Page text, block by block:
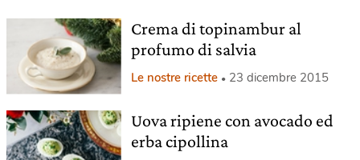
Crema di topinambur al
profumo di salvia
Le nostre ricette 23 dicembre 2015
Uova ripiene con avocado ed
erba cipollina